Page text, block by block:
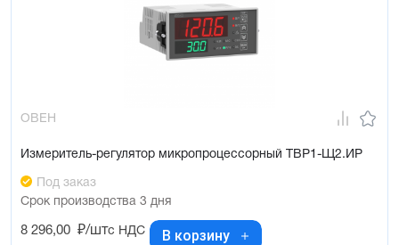
ОВЕН
Измеритель-регулятор микропроцессорный ТВР1-Щ2.ИР
Под заказ
Срок производства 3 дня
8 296,00 ₽/штс НДС В корзину